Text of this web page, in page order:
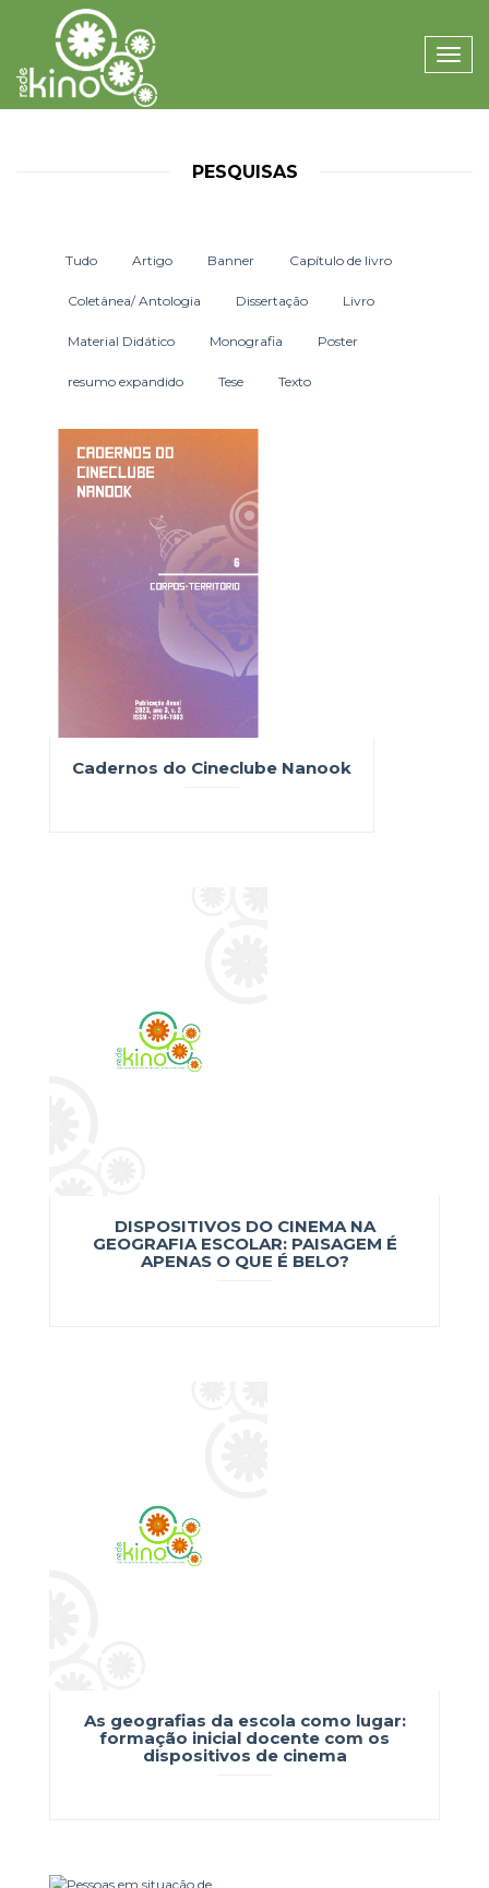
Toggle
PESQUISAS
Tudo Artigo Banner Capítulo de livro
Coletânea/ Antologia Dissertação Livro
Material Didático Monografia Poster
resumo expandido Tese Texto
Cadernos do Cineclube Nanook
DISPOSITIVOS DO CINEMA NA
GEOGRAFIA ESCOLAR: PAISAGEM É
APENAS O QUE É BELO?
As geografias da escola como lugar:
formação inicial docente com os
dispositivos de cinema